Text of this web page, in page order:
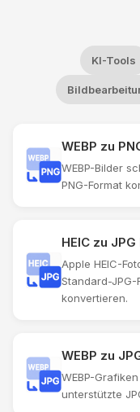
KI-Tools
WEBP zu
WEBP-Bilder
PNG-Format
HEIC zu
Apple HEIC-
Standard-
konvertieren.
WEBP zu
WEBP-
unterstützte